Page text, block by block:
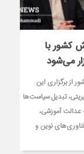
کشور با
می‌شود
برگزاری این
مدیریتی، تبدیل سیاست‌ها
عدالت آموزشی،
نوین و